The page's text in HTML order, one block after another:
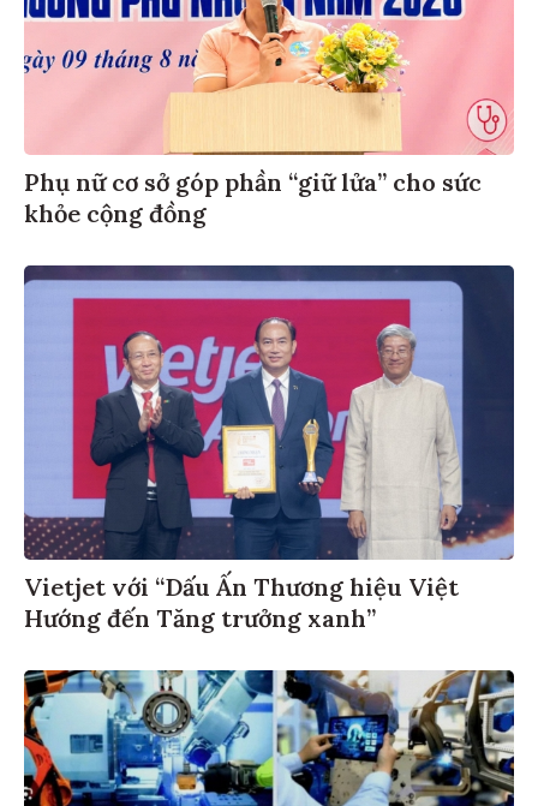
Phụ nữ cơ sở góp phần “giữ lửa” cho sức
khỏe cộng đồng
Vietjet với “Dấu Ấn Thương hiệu Việt
Hướng đến Tăng trưởng xanh”